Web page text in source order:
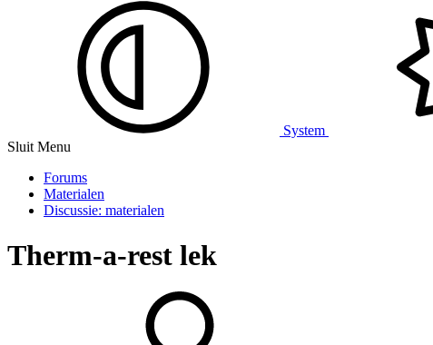
System
Sluit Menu
Forums
Materialen
Discussie: materialen
Therm-a-rest lek